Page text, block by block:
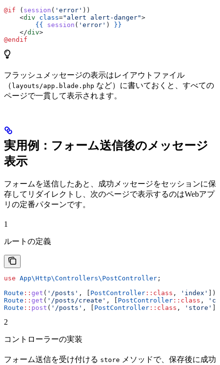
@if
( session ( 'error' ))
    <
div class="alert alert-danger">
        {{
session ( 'error' )
}}
    </
div>
@endif
フラッシュメッセージの表示はレイアウトファイル
（ layouts/app.blade.php など）に書いておくと、すべての
ページで一貫して表示されます。
実用例：フォーム送信後のメッセージ
表示
フォームを送信したあと、成功メッセージをセッションに保
存してリダイレクトし、次のページで表示するのはWebアプ
リの定番パターンです。
1
ルートの定義
use App\Http\Controllers\ PostController ;
Route :: get ( '/posts' , [ PostController :: class , 'index' ])
Route :: get ( '/posts/create' , [ PostController :: class ,
Route :: post ( '/posts' , [ PostController :: class , 'store'
2
コントローラーの実装
フォーム送信を受け付ける store メソッドで、保存後に成功